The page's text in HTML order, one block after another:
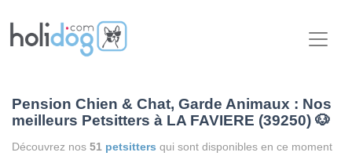
Pension Chien & Chat, Garde Animaux : Nos
meilleurs Petsitters à LA FAVIERE (39250) 🐶
Découvrez nos 51 petsitters qui sont disponibles en ce moment